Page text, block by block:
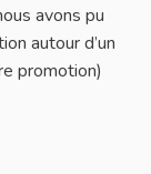
avons pu
autour d’un
promotion)